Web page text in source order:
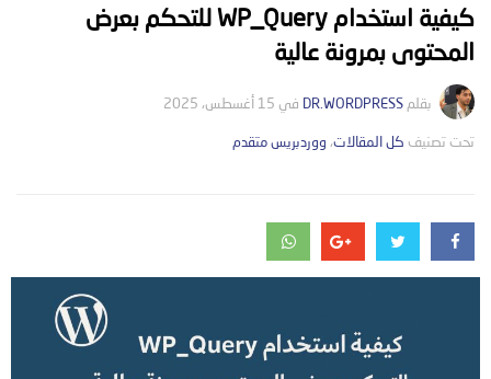
كيفية استخدام WP_Query للتحكم بعرض
المحتوى بمرونة عالية
بقلم DR.WORDPRESS في 15 أغسطس، 2025
تحت تصنيف التصانيف
كل المقالات، ووردبريس متقدم